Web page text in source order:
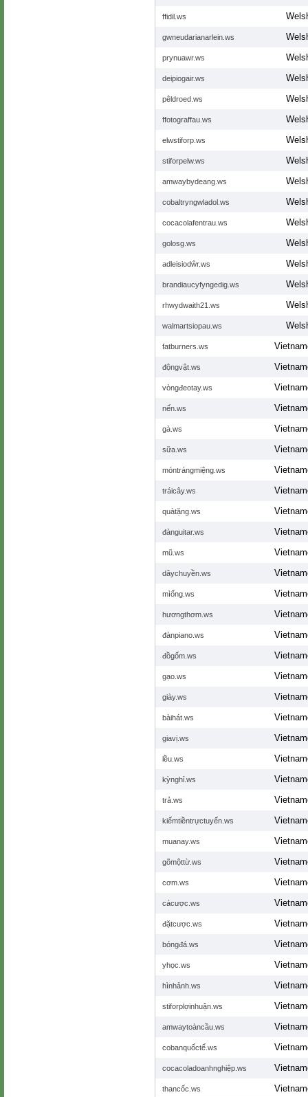
ffidil.ws
gwneudarianarlein.ws
prynuawr.ws
deipiogair.ws
pêldroed.ws
ffotograffau.ws
elwstiforp.ws
stiforpelw.ws
amwaybydeang.ws
cobaltryngwladol.ws
cocacolafentrau.ws
golosg.ws
adleisiodŵr.ws
brandiaucyfyngedig.ws
rhwydwaith21.ws
walmartsiopau.ws
fatburners.ws
độngvật.ws
vòngđeotay.ws
nến.ws
gà.ws
sữa.ws
móntrángmiệng.ws
tráicây.ws
quàtặng.ws
đànguitar.ws
mũ.ws
dâychuyền.ws
mìống.ws
hươngthơm.ws
đànpiano.ws
đồgốm.ws
gạo.ws
giày.ws
bàihát.ws
giavị.ws
lều.ws
kỳnghỉ.ws
trả.ws
kiếmtiềntrựctuyến.ws
muanay.ws
gõmộttừ.ws
cơm.ws
cácược.ws
đặtcược.ws
bóngđá.ws
yhọc.ws
hìnhảnh.ws
stiforplợinhuận.ws
amwaytoàncầu.ws
cobanquốctế.ws
cocacoladoanhnghiệp.ws
thancốc.ws